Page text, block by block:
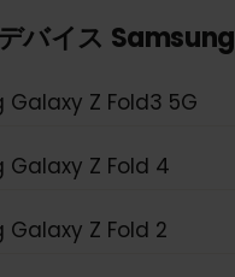
バイス Samsung
Galaxy Z Fold3 5G
Galaxy Z Fold 4
Galaxy Z Fold 2